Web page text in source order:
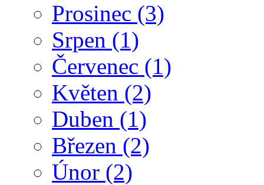
Prosinec (3)
Srpen (1)
Červenec (1)
Květen (2)
Duben (1)
Březen (2)
Únor (2)